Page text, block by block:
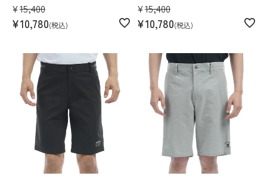
¥15,400
¥10,780 税込
¥15,400
¥10,780 税込